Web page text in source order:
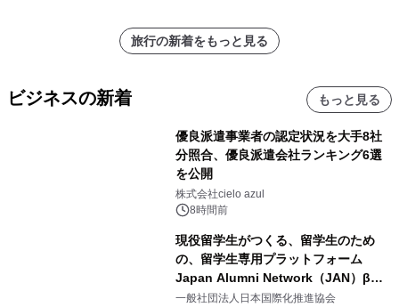
旅行の新着をもっと見る
ビジネスの新着 もっと見る
優良派遣事業者の認定状況を大手8社
分照合、優良派遣会社ランキング6選
を公開
株式会社cielo azul
8時間前
現役留学生がつくる、留学生のため
の、留学生専用プラットフォーム
Japan Alumni Network（JAN）β版
をリリース
一般社団法人日本国際化推進協会